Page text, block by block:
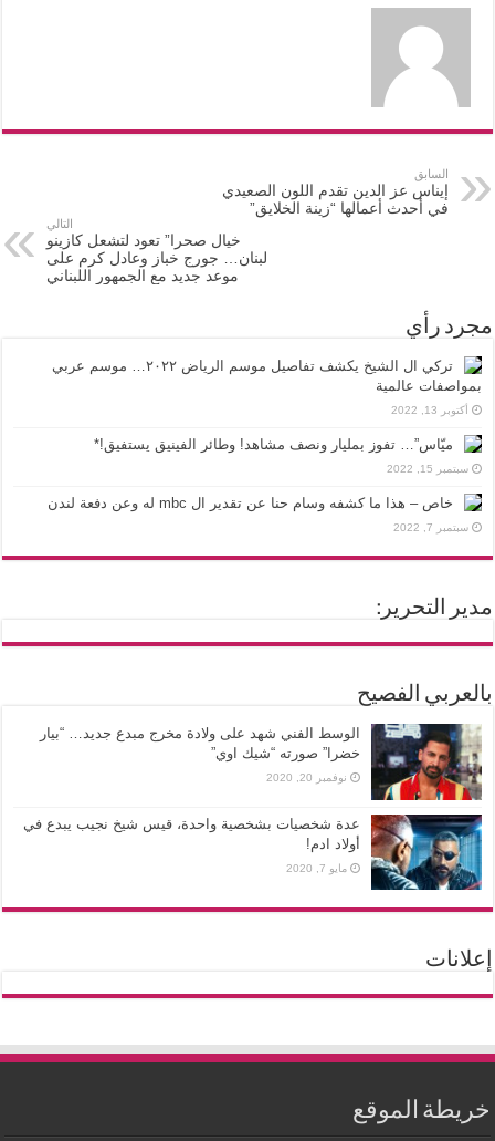
السابق
إيناس عز الدين تقدم اللون الصعيدي
في أحدث أعمالها “زينة الخلايق”
التالي
خيال صحرا” تعود لتشعل كازينو
لبنان… جورج خباز وعادل كرم على
موعد جديد مع الجمهور اللبناني
مجرد رأي
تركي ال الشيخ يكشف تفاصيل موسم الرياض ٢٠٢٢… موسم عربي
بمواصفات عالمية
أكتوبر 13, 2022
ميّاس”… تفوز بمليار ونصف مشاهد! وطائر الفينيق يستفيق!*
سبتمبر 15, 2022
خاص – هذا ما كشفه وسام حنا عن تقدير ال mbc له وعن دفعة لندن
سبتمبر 7, 2022
مدير التحرير:
بالعربي الفصيح
الوسط الفني شهد على ولادة مخرج مبدع جديد… “بيار
خضرا” صورته “شيك اوي”
نوفمبر 20, 2020
عدة شخصيات بشخصية واحدة، قيس شيخ نجيب يبدع في
أولاد ادم!
مايو 7, 2020
إعلانات
خريطة الموقع